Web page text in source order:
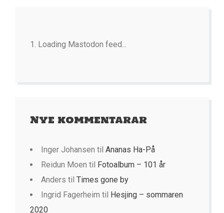
Loading Mastodon feed...
Nye kommentarar
Inger Johansen til Ananas Ha-På
Reidun Moen til Fotoalbum – 101 år
Anders til Times gone by
Ingrid Fagerheim til Hesjing – sommaren
2020